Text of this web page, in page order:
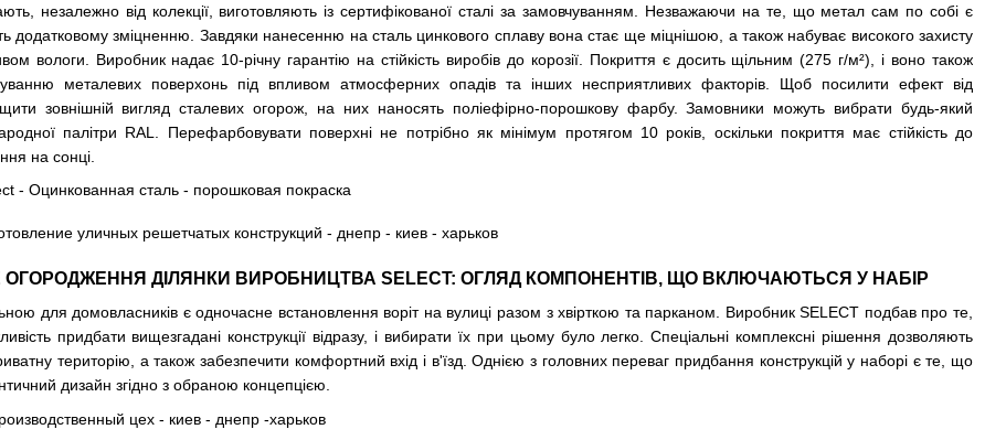
незалежно від колекції, виготовляють із сертифікованої сталі за замовчуванням. Незважаючи на те, що метал сам по собі є
додатковому зміцненню. Завдяки нанесенню на сталь цинкового сплаву вона стає ще міцнішою, а також набуває високого захисту
вологи. Виробник надає 10-річну гарантію на стійкість виробів до корозії. Покриття є досить щільним (275 г/м²), і воно також
металевих поверхонь під впливом атмосферних опадів та інших несприятливих факторів. Щоб посилити ефект від
зовнішній вигляд сталевих огорож, на них наносять поліефірно-порошкову фарбу. Замовники можуть вибрати будь-який
палітри RAL. Перефарбовувати поверхні не потрібно як мінімум протягом 10 років, оскільки покриття має стійкість до
на сонці.
ДІЛЯНКИ ВИРОБНИЦТВА SELECT: ОГЛЯД КОМПОНЕНТІВ, ЩО ВКЛЮЧАЮТЬСЯ У НАБІР
для домовласників є одночасне встановлення воріт на вулиці разом з хвірткою та парканом. Виробник SELECT подбав про те,
придбати вищезгадані конструкції відразу, і вибирати їх при цьому було легко. Спеціальні комплексні рішення дозволяють
територію, а також забезпечити комфортний вхід і в'їзд. Однією з головних переваг придбання конструкцій у наборі є те, що
дизайн згідно з обраною концепцією.